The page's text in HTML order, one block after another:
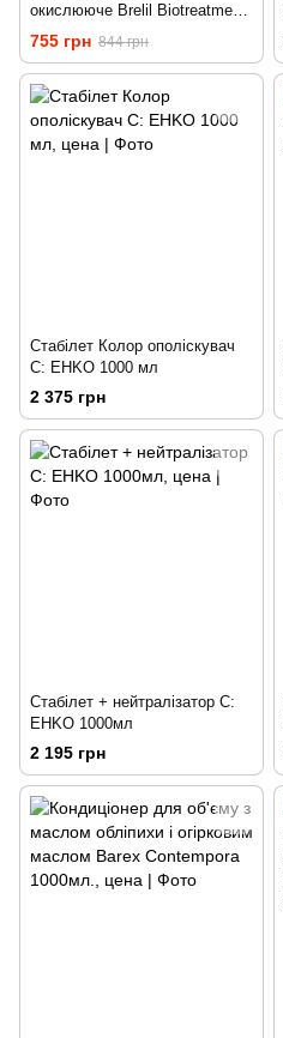
окислююче Brelil Biotreatment
Colour 1000 мл
755 грн 844 грн
Стабілет Колор ополіскувач
C: EHKO 1000 мл
2 375 грн
Стабілет + нейтралізатор C:
EHKO 1000мл
2 195 грн